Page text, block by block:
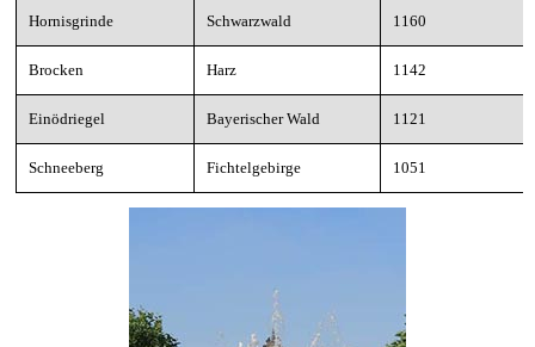
Hornisgrinde Schwarzwald 1160
Brocken Harz 1142
Einödriegel Bayerischer Wald 1121
Schneeberg Fichtelgebirge 1051